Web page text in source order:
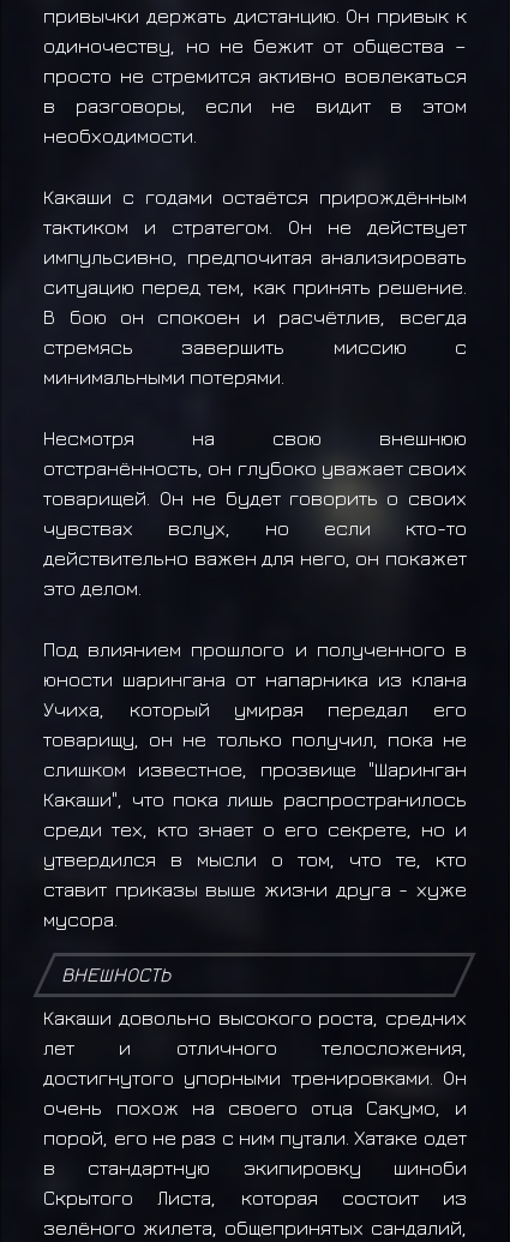
привычки держать дистанцию. Он привык к
одиночеству, но не бежит от общества –
просто не стремится активно вовлекаться
в разговоры, если не видит в этом
необходимости.
Какаши с годами остаётся прирождённым
тактиком и стратегом. Он не действует
импульсивно, предпочитая анализировать
ситуацию перед тем, как принять решение.
В бою он спокоен и расчётлив, всегда
стремясь завершить миссию с
минимальными потерями.
Несмотря на свою внешнюю
отстранённость, он глубоко уважает своих
товарищей. Он не будет говорить о своих
чувствах вслух, но если кто-то
действительно важен для него, он покажет
это делом.
Под влиянием прошлого и полученного в
юности шарингана от напарника из клана
Учиха, который умирая передал его
товарищу, он не только получил, пока не
слишком известное, прозвище "Шаринган
Какаши", что пока лишь распространилось
среди тех, кто знает о его секрете, но и
утвердился в мысли о том, что те, кто
ставит приказы выше жизни друга - хуже
мусора.
ВНЕШНОСТЬ
Какаши довольно высокого роста, средних
лет и отличного телосложения,
достигнутого упорными тренировками. Он
очень похож на своего отца Сакумо, и
порой, его не раз с ним путали. Хатаке одет
в стандартную экипировку шиноби
Скрытого Листа, которая состоит из
зелёного жилета, общепринятых сандалий,